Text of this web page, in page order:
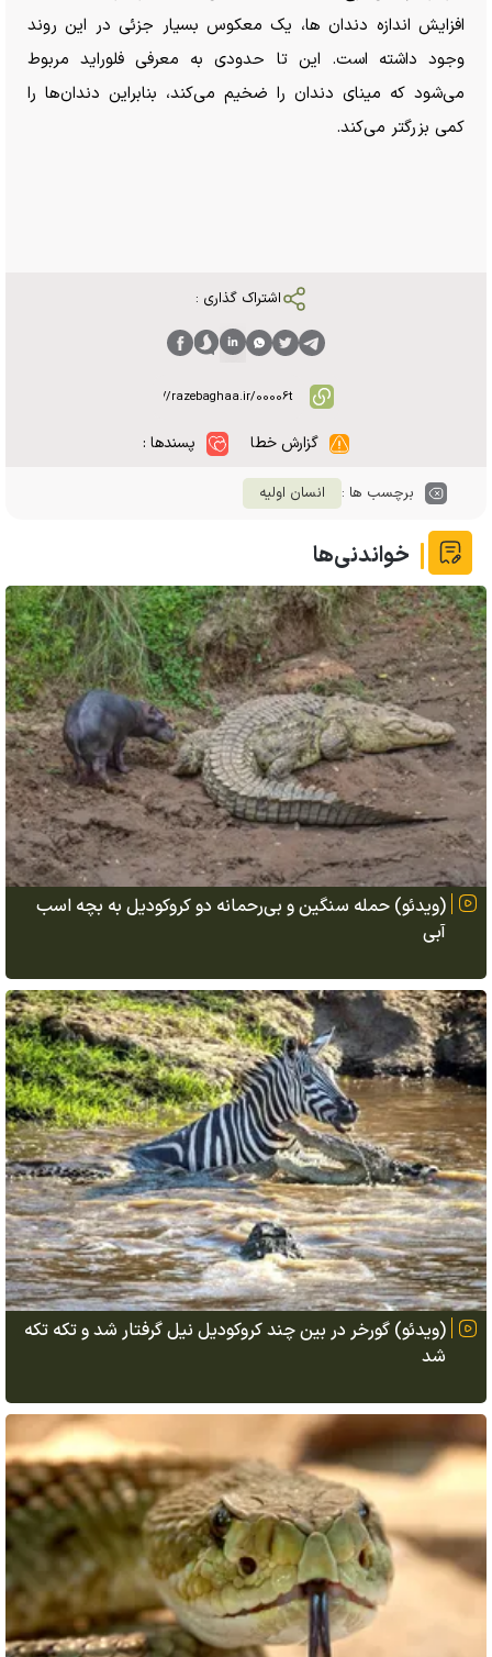
افزایش اندازه دندان ها، یک معکوس بسیار جزئی در این روند
وجود داشته است. این تا حدودی به معرفی فلوراید مربوط
می‌شود که مینای دندان را ضخیم می‌کند، بنابراین دندان‌ها را
کمی بزرگتر می‌کند.
اشتراک گذاری :
گزارش خطا پسندها :
برچسب ها : انسان اولیه
خواندنی‌ها
(ویدئو) حمله سنگین و بی‌رحمانه دو کروکودیل به بچه اسب
آبی
(ویدئو) گورخر در بین چند کروکودیل نیل گرفتار شد و تکه تکه
شد